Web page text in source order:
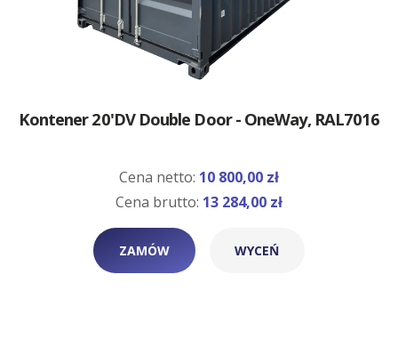
Kontener 20'DV Double Door - OneWay, RAL7016
Cena netto: 10 800,00 zł
Cena brutto: 13 284,00 zł
ZAMÓW WYCEŃ